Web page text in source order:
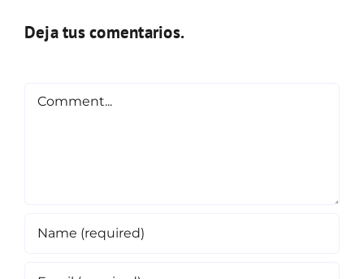
Deja tus comentarios.
Comment